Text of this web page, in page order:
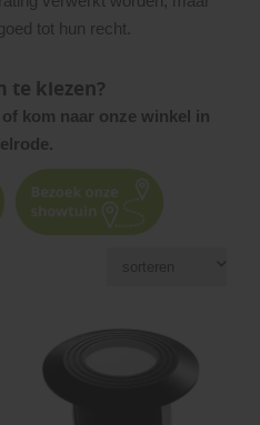
tot hun recht.
te kiezen?
kom naar onze winkel in